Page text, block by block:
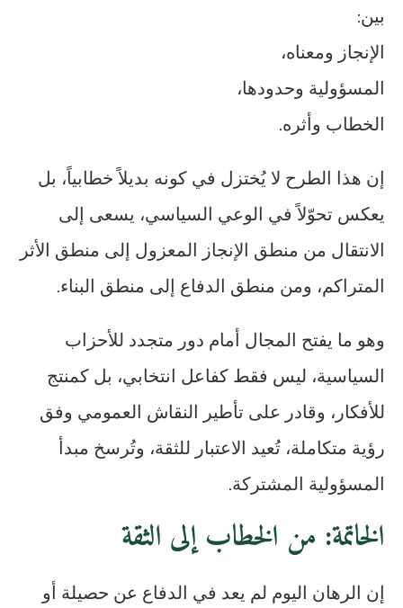
بين:
الإنجاز ومعناه،
المسؤولية وحدودها،
الخطاب وأثره.
إن هذا الطرح لا يُختزل في كونه بديلاً خطابياً، بل
يعكس تحوّلاً في الوعي السياسي، يسعى إلى
الانتقال من منطق الإنجاز المعزول إلى منطق الأثر
المتراكم، ومن منطق الدفاع إلى منطق البناء.
وهو ما يفتح المجال أمام دور متجدد للأحزاب
السياسية، ليس فقط كفاعل انتخابي، بل كمنتج
للأفكار، وقادر على تأطير النقاش العمومي وفق
رؤية متكاملة، تُعيد الاعتبار للثقة، وتُرسخ مبدأ
المسؤولية المشتركة.
الخاتمة: من الخطاب إلى الثقة
إن الرهان اليوم لم يعد في الدفاع عن حصيلة أو